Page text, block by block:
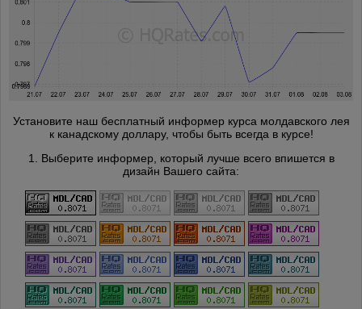
Установите наш бесплатный информер курса молдавского лея
к канадскому доллару, чтобы быть всегда в курсе!
1. Выберите информер, который лучше всего впишется в
дизайн Вашего сайта: